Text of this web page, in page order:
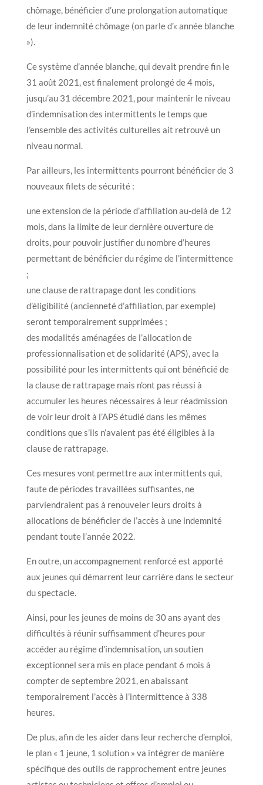
chômage, bénéficier d’une prolongation automatique
de leur indemnité chômage (on parle d’« année blanche
»).
Ce système d’année blanche, qui devait prendre fin le
31 août 2021, est finalement prolongé de 4 mois,
jusqu’au 31 décembre 2021, pour maintenir le niveau
d’indemnisation des intermittents le temps que
l’ensemble des activités culturelles ait retrouvé un
niveau normal.
Par ailleurs, les intermittents pourront bénéficier de 3
nouveaux filets de sécurité :
une extension de la période d’affiliation au-delà de 12
mois, dans la limite de leur dernière ouverture de
droits, pour pouvoir justifier du nombre d’heures
permettant de bénéficier du régime de l’intermittence
;
une clause de rattrapage dont les conditions
d’éligibilité (ancienneté d’affiliation, par exemple)
seront temporairement supprimées ;
des modalités aménagées de l’allocation de
professionnalisation et de solidarité (APS), avec la
possibilité pour les intermittents qui ont bénéficié de
la clause de rattrapage mais n’ont pas réussi à
accumuler les heures nécessaires à leur réadmission
de voir leur droit à l’APS étudié dans les mêmes
conditions que s’ils n’avaient pas été éligibles à la
clause de rattrapage.
Ces mesures vont permettre aux intermittents qui,
faute de périodes travaillées suffisantes, ne
parviendraient pas à renouveler leurs droits à
allocations de bénéficier de l’accès à une indemnité
pendant toute l’année 2022.
En outre, un accompagnement renforcé est apporté
aux jeunes qui démarrent leur carrière dans le secteur
du spectacle.
Ainsi, pour les jeunes de moins de 30 ans ayant des
difficultés à réunir suffisamment d’heures pour
accéder au régime d’indemnisation, un soutien
exceptionnel sera mis en place pendant 6 mois à
compter de septembre 2021, en abaissant
temporairement l’accès à l’intermittence à 338
heures.
De plus, afin de les aider dans leur recherche d’emploi,
le plan « 1 jeune, 1 solution » va intégrer de manière
spécifique des outils de rapprochement entre jeunes